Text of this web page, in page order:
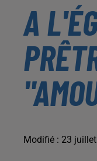
A
Modifié : 23